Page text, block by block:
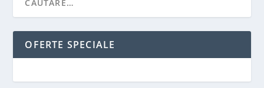
OFERTE SPECIALE